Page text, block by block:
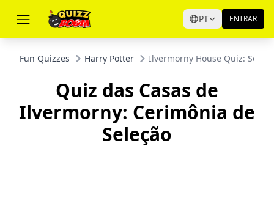
PT ENTRAR
Fun Quizzes Harry Potter Ilvermorny House Quiz:
Quiz das Casas de
Ilvermorny: Cerimônia de
Seleção